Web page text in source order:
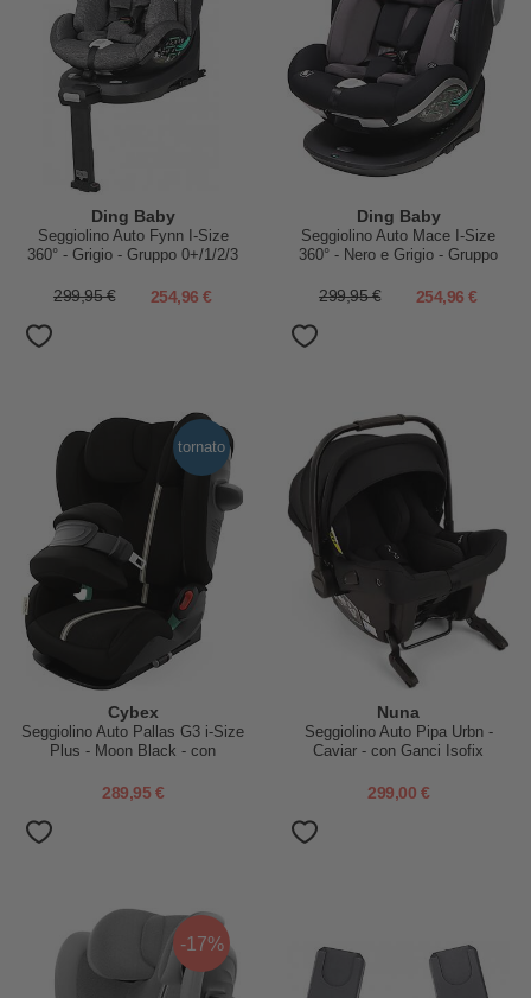
Ding Baby
Seggiolino Auto Fynn I-Size
360° - Grigio - Gruppo 0+/1/2/3
299,95 € 254,96 €
Ding Baby
Seggiolino Auto Mace I-Size
360° - Nero e Grigio - Gruppo
299,95 € 254,96 €
tornato
Cybex
Seggiolino Auto Pallas G3 i-Size
Plus - Moon Black - con
- Gruppo 1/2/3
289,95 €
Nuna
Seggiolino Auto Pipa Urbn -
Caviar - con Ganci Isofix
299,00 €
-17%